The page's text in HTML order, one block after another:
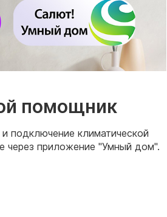
помощник
подключение климатической
через приложение "Умный дом".